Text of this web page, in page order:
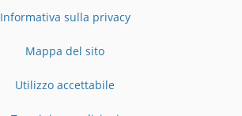
Informativa sulla privacy
Mappa del sito
Utilizzo accettabile